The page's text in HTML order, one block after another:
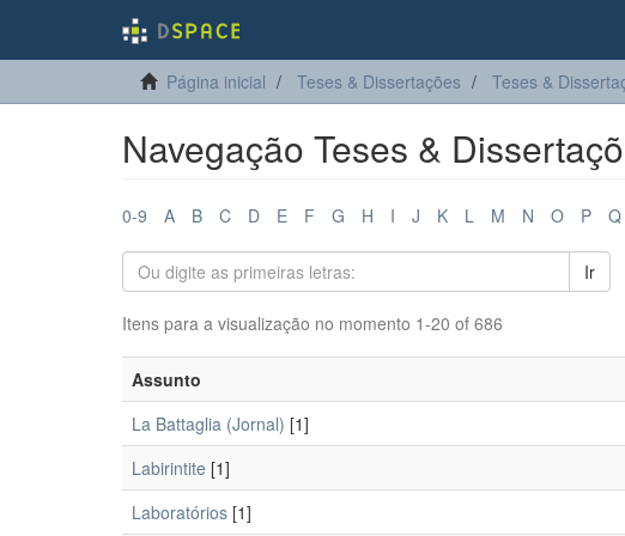
Página inicial Teses & Dissertações Teses &
Navegação Teses &
0-9 A B C D E F G H I J K L M N O P Q
Ir
Itens para a visualização no momento 1-20 of 686
Assunto
La Battaglia (Jornal) [1]
Labirintite [1]
Laboratórios [1]